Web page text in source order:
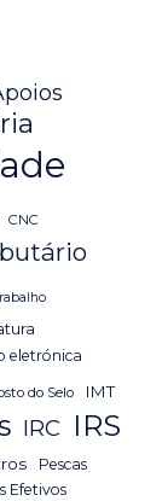
CNC
eletrónica
do Selo IMT
IRC IRS
Pescas
Efetivos